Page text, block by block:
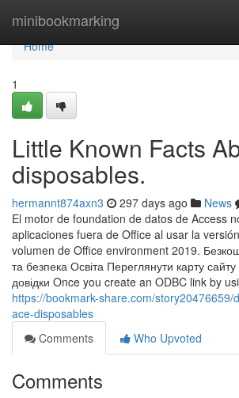
minibookmarking
Home
Home
1
Little Known Facts
disposables.
hermannt874axn3 297 days ago News
El motor de foundation de datos de Access
aplicaciones fuera de Office al usar la
volumen de Office environment 2019.
та безпека Освіта Переглянути карту
довідки Once you create an ODBC link by
https://bookmark-share.com/story20476659/
ace-disposables
Comments
Who Upvoted
Comments